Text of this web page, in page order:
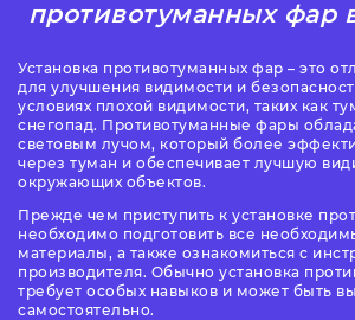
противотуманных фар
Установка противотуманных фар – это
для улучшения видимости и
условиях плохой видимости, таких как
снегопад. Противотуманные фары
световым лучом, который более
через туман и обеспечивает лучшую
окружающих объектов.
Прежде чем приступить к установке
необходимо подготовить все
материалы, а также ознакомиться с
производителя. Обычно установка
требует особых навыков и может быть
самостоятельно.